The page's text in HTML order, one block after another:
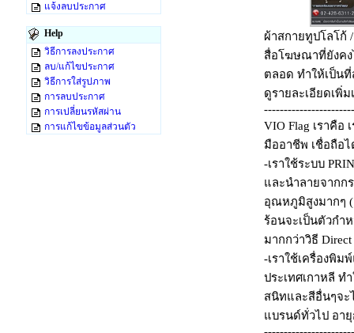
แจ้งลบประกาศ
Help
วิธีการลงประกาศ
ลบ/แก้ไขประกาศ
วิธีการใส่รูปภาพ
การลบประกาศ
การเปลี่ยนรหัสผ่าน
การแก้ไขข้อมูลส่วนตัว
ผ้าสกายทูปโลโก้ /
สื่อโฆษณาที่ยังคง
ตลอด ทำให้เป็นที่
ดูรายละเอียดเพิ่
VIO Flag เราคือ
มืออาชีพ เชื่อถือไ
-เราใช้ระบบ
และนำลายจากก
อุณหภูมิสูงมากๆ (
ร้อนจะเป็นตัวกำ
มากกว่าวิธี
-เราใช้เครื่องพิ
ประเทศเกาหลี
สนิทและสีอื่นๆจ
แบรนด์ทั่วไป อา